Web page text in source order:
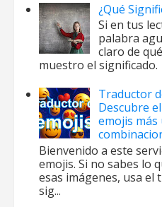
¿Qué
Si en tus
palabra
claro de
muestro el significado.
Traductor
Descubre
emojis más
Bienvenido a este
emojis. Si no sabes lo
esas imágenes, usa el
sig...